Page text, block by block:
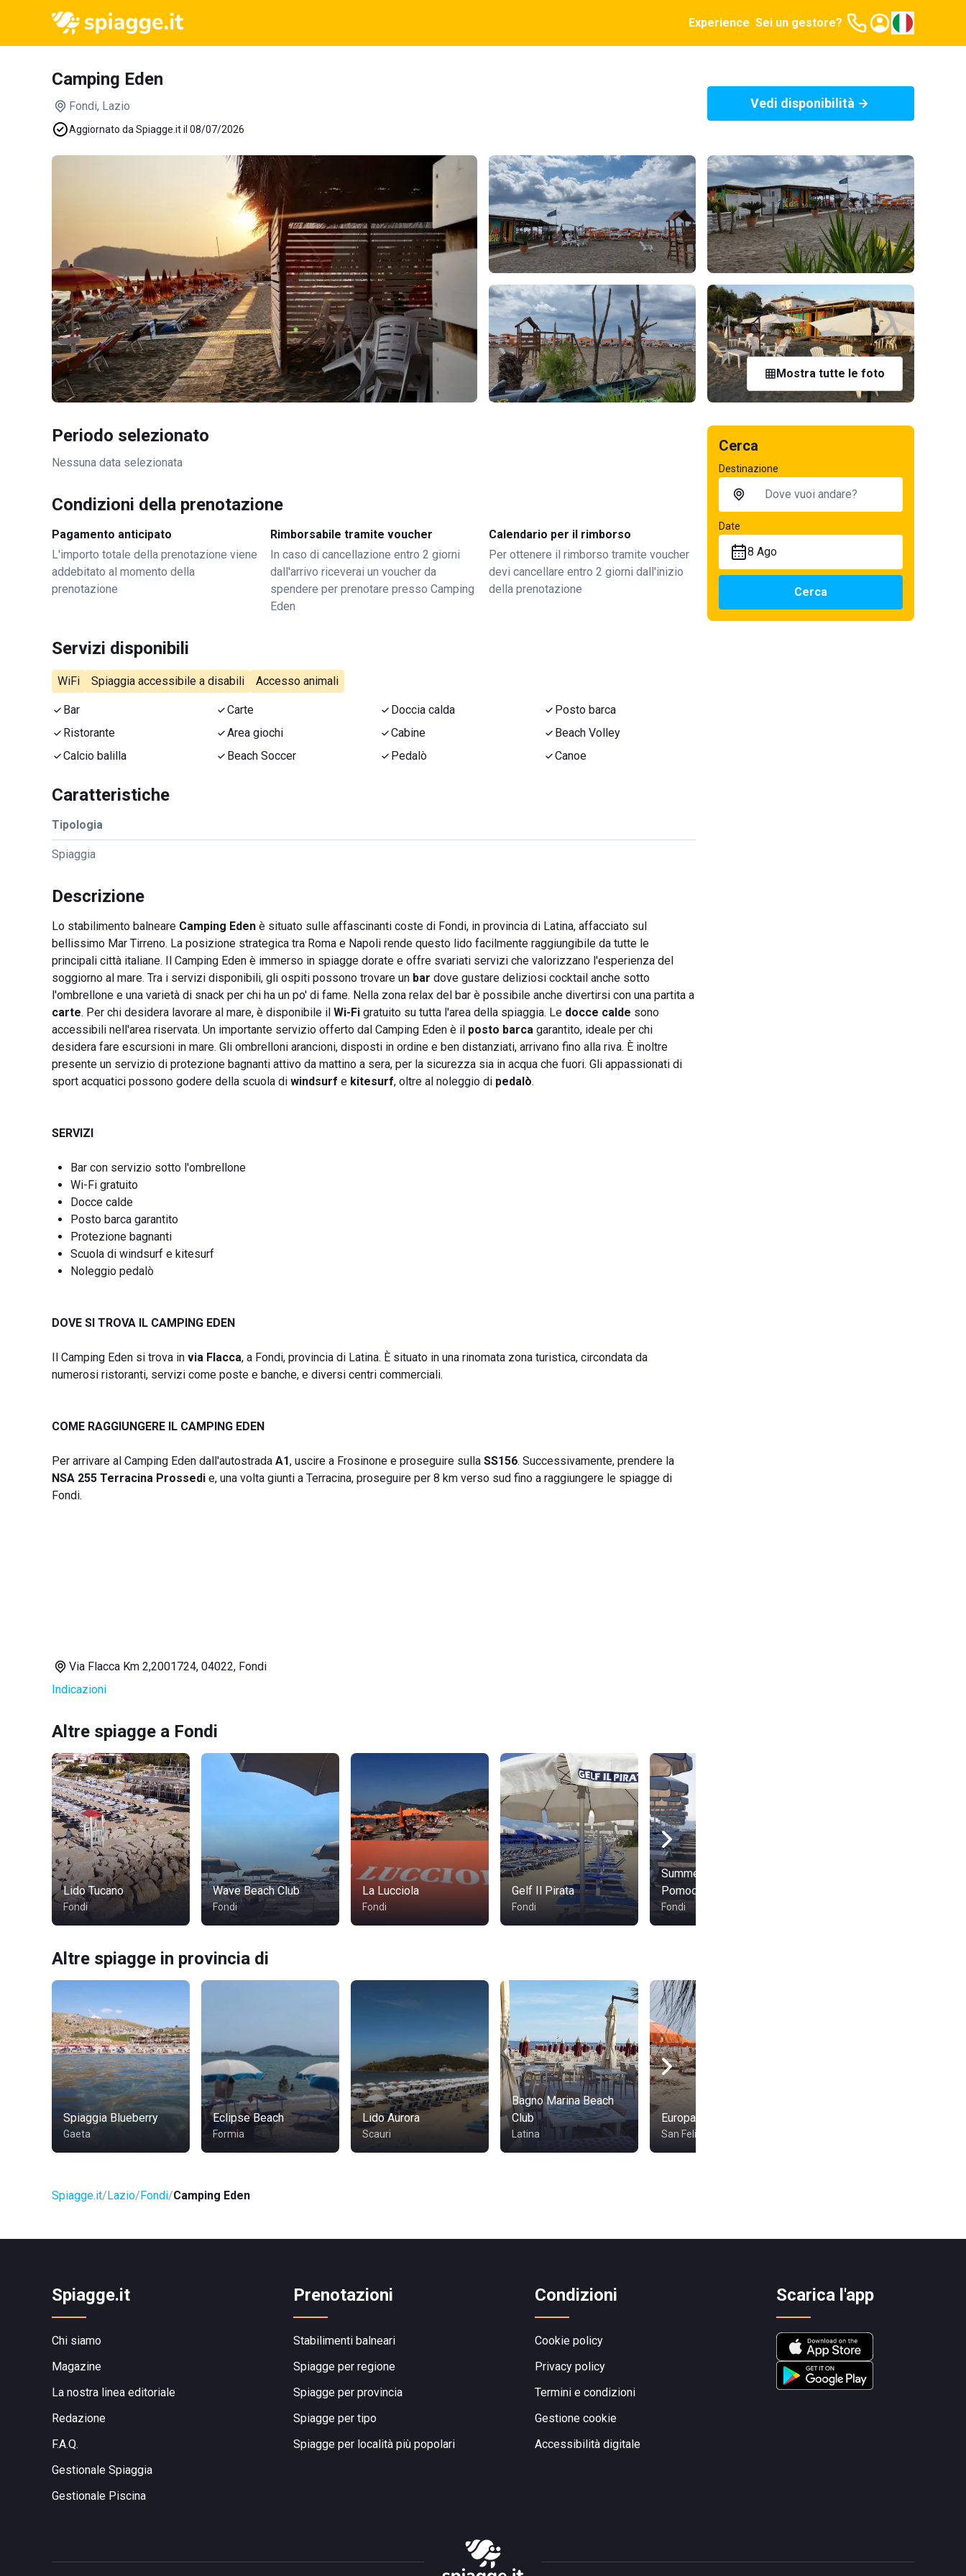
Experience Sei un gestore?
Camping Eden
Fondi, Lazio
Aggiornato da Spiagge.it il 08/07/2026
Vedi disponibilità
Mostra tutte le foto
Periodo selezionato
Nessuna data selezionata
Condizioni della prenotazione
Pagamento anticipato
L'importo totale della prenotazione viene
addebitato al momento della
prenotazione
Rimborsabile tramite voucher
In caso di cancellazione entro 2 giorni
dall'arrivo riceverai un voucher da
spendere per prenotare presso Camping
Eden
Calendario per il rimborso
Per ottenere il rimborso tramite voucher
devi cancellare entro 2 giorni dall'inizio
della prenotazione
Servizi disponibili
WiFi Spiaggia accessibile a disabili Accesso animali
Bar Carte Doccia calda
Posto barca
Ristorante
Area giochi Cabine
Beach Volley
Calcio balilla
Beach Soccer Pedalò Canoe
Caratteristiche
Tipologia
Spiaggia
Descrizione
Lo stabilimento balneare Camping Eden è situato sulle affascinanti coste di Fondi, in provincia di Latina, affacciato sul
bellissimo Mar Tirreno. La posizione strategica tra Roma e Napoli rende questo lido facilmente raggiungibile da tutte le
principali città italiane. Il Camping Eden è immerso in spiagge dorate e offre svariati servizi che valorizzano l'esperienza del
soggiorno al mare. Tra i servizi disponibili, gli ospiti possono trovare un bar dove gustare deliziosi cocktail anche sotto
l'ombrellone e una varietà di snack per chi ha un po' di fame. Nella zona relax del bar è possibile anche divertirsi con una partita a
carte. Per chi desidera lavorare al mare, è disponibile il Wi-Fi gratuito su tutta l'area della spiaggia. Le docce calde sono
accessibili nell'area riservata. Un importante servizio offerto dal Camping Eden è il posto barca garantito, ideale per chi
desidera fare escursioni in mare. Gli ombrelloni arancioni, disposti in ordine e ben distanziati, arrivano fino alla riva. È inoltre
presente un servizio di protezione bagnanti attivo da mattino a sera, per la sicurezza sia in acqua che fuori. Gli appassionati di
sport acquatici possono godere della scuola di windsurf e kitesurf, oltre al noleggio di pedalò.
SERVIZI
Bar con servizio sotto l'ombrellone
Wi-Fi gratuito
Docce calde
Posto barca garantito
Protezione bagnanti
Scuola di windsurf e kitesurf
Noleggio pedalò
DOVE SI TROVA IL CAMPING EDEN
Il Camping Eden si trova in via Flacca, a Fondi, provincia di Latina. È situato in una rinomata zona turistica, circondata da
numerosi ristoranti, servizi come poste e banche, e diversi centri commerciali.
COME RAGGIUNGERE IL CAMPING EDEN
Per arrivare al Camping Eden dall'autostrada A1, uscire a Frosinone e proseguire sulla SS156. Successivamente, prendere la
NSA 255 Terracina Prossedi e, una volta giunti a Terracina, proseguire per 8 km verso sud fino a raggiungere le spiagge di
Fondi.
Via Flacca Km 2,2001724, 04022, Fondi
Indicazioni
Altre spiagge a Fondi
Lido Tucano
Fondi
Wave Beach Club
Fondi
La Lucciola
Fondi
Gelf Il Pirata
Fondi
Summer Beach Il
Pomodoro
Fondi
Altre spiagge in provincia di
Spiaggia Blueberry
Gaeta
Eclipse Beach
Formia
Lido Aurora
Scauri
Bagno Marina Beach
Club
Latina
Europabeach
San Felice Circeo
Spiagge.it Lazio Fondi Camping Eden
Cerca
Destinazione
Date
8 Ago
Cerca
Spiagge.it
Chi siamo
Magazine
La nostra linea editoriale
Redazione
F.A.Q.
Gestionale Spiaggia
Gestionale Piscina
Prenotazioni
Stabilimenti balneari
Spiagge per regione
Spiagge per provincia
Spiagge per tipo
Spiagge per località più popolari
Condizioni
Cookie policy
Privacy policy
Termini e condizioni
Gestione cookie
Accessibilità digitale
Scarica l'app